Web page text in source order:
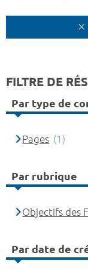
FILTRE DE
Par type de
Pages (1)
Par rubrique
Objectifs des
Par date de